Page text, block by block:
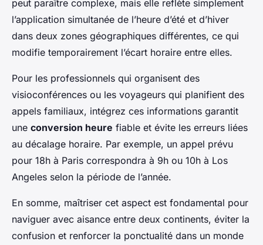
peut paraître complexe, mais elle reflète simplement
l’application simultanée de l’heure d’été et d’hiver
dans deux zones géographiques différentes, ce qui
modifie temporairement l’écart horaire entre elles.
Pour les professionnels qui organisent des
visioconférences ou les voyageurs qui planifient des
appels familiaux, intégrez ces informations garantit
une conversion heure fiable et évite les erreurs liées
au décalage horaire. Par exemple, un appel prévu
pour 18h à Paris correspondra à 9h ou 10h à Los
Angeles selon la période de l’année.
En somme, maîtriser cet aspect est fondamental pour
naviguer avec aisance entre deux continents, éviter la
confusion et renforcer la ponctualité dans un monde